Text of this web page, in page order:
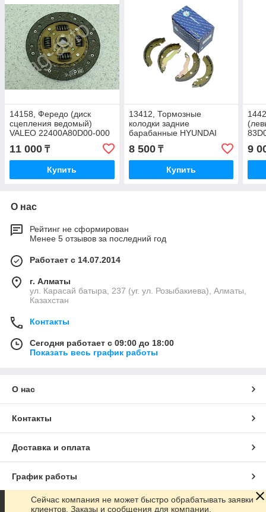
14158, Фередо (диск
сцепления ведомый)
VALEO 22400A80D00-000
11 000 ₸
Купить
13412, Тормозные
колодки задние
барабанные HYUNDAI
Elantra (1990-2010)
C.H.BRAKE CHS 102
5830529A00
8 500₸
Купить
9
О нас
Рейтинг не сформирован
Менее 5 отзывов за последний год
Работает с 14.07.2014
г. Алматы
ул. Карасай батыра, 237 (уг. ул. Розыбакиева), Алматы,
Казахстан
Контакты
Сегодня работает с 09:00 до 18:00
Показать весь график работы
О нас
Контакты
Доставка и оплата
График работы
Полная версия сайта
Сейчас компания не может быстро обрабатывать заявки
клиентов. Заказы и сообщения для компании,